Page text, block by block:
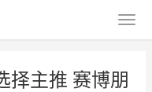
择主推 赛博朋